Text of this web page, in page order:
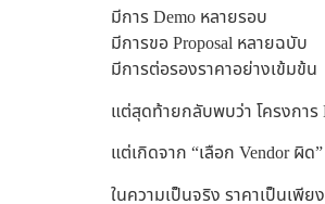
มีการ Demo หลายรอบ
มีการขอ Proposal หลายฉบับ
มีการต่อรองราคาอย่างเข้มข้น
แต่สุดท้ายกลับพบว่า โครงกา
แต่เกิดจาก “เลือก Vendor ผิด”
ในความเป็นจริง ราคาเป็นเ